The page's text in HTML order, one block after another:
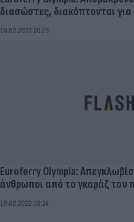
διασώστες, διακόπτονται
18.02.2022 20:13
Εuroferry Olympia:
άνθρωποι από το γκαράζ του
18.02.2022 18:24